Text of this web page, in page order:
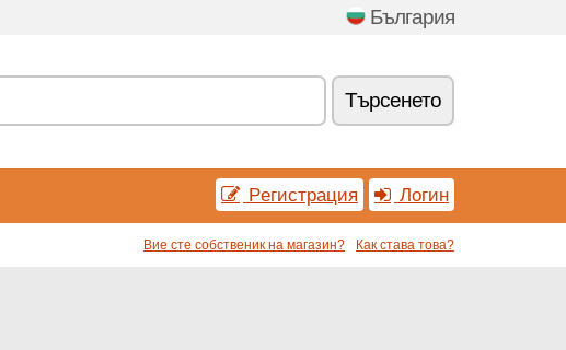
България
Tърсенетo
Pегистрация Логин
Вие сте собственик на магазин? Как става това?